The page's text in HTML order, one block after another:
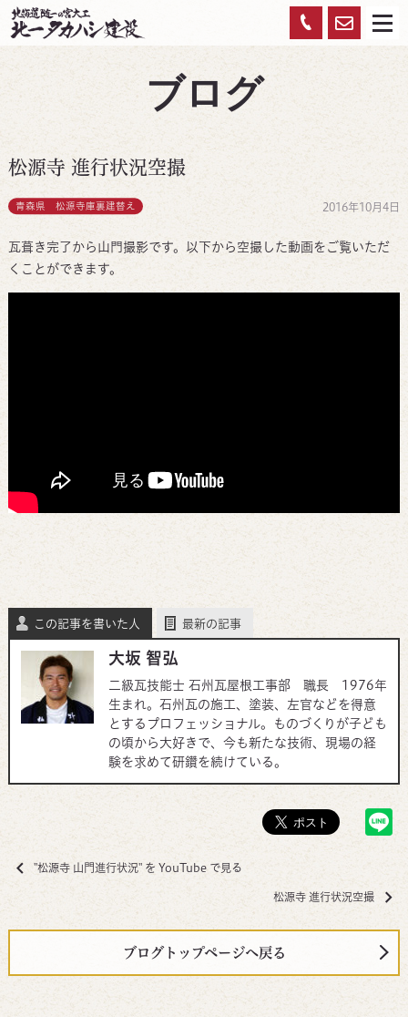
メ
0120-
ブログ
松源寺 進行状況空撮
青森県 松源寺庫裏建替え 2016年10月4日
​瓦葺き完了から山門撮影です。以下から空撮した動画をご覧いただ
くことができます。
この記事を書いた人 最新の記事
大坂 智弘
二級瓦技能士 石州瓦屋根工事部 職長 1976年
生まれ。石州瓦の施工、塗装、左官などを得意
とするプロフェッショナル。ものづくりが子ども
の頃から大好きで、今も新たな技術、現場の経
験を求めて研鑽を続けている。
"松源寺 山門進行状況" を YouTube で見る
松源寺 進行状況空撮
ブログトップページへ戻る